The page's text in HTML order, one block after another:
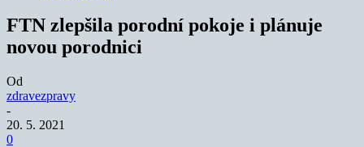
FTN zlepšila porodní pokoje i plánuje
novou porodnici
Od
zdravezpravy
-
20. 5. 2021
0